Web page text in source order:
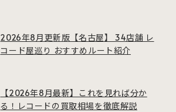
2026年8月更新版【名古屋】 34店舗 レ
コード屋巡り おすすめルート紹介
【2026年8月最新】これを見れば分か
る！レコードの買取相場を徹底解説